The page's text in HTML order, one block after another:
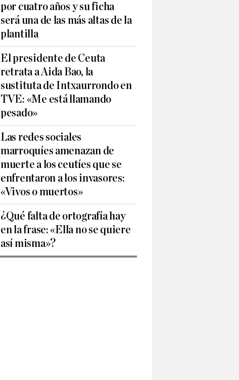
por cuatro años y su ficha
será una de las más altas de la
plantilla
El presidente de Ceuta
retrata a Aida Bao, la
sustituta de Intxaurrondo en
TVE: «Me está llamando
pesado»
Las redes sociales
marroquíes amenazan de
muerte a los ceutíes que se
enfrentaron a los invasores:
«Vivos o muertos»
¿Qué falta de ortografía hay
en la frase: «Ella no se quiere
así misma»?